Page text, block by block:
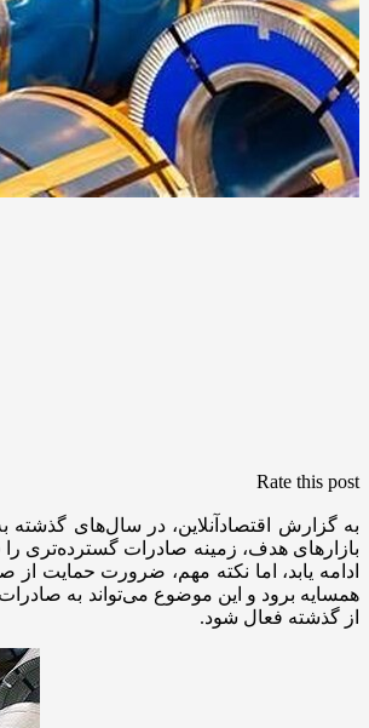
Rate this post
به گزارش اقتصادآنلاین، در سال‌های گذشته
ادامه یابد، اما نکته مهم، ضرورت
از گذشته فعال شود.